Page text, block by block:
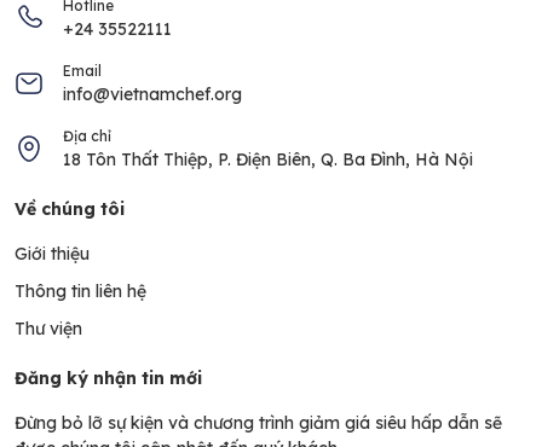
Hotline
+24 35522111
Email
info@vietnamchef.org
Địa chỉ
18 Tôn Thất Thiệp, P. Điện Biên, Q. Ba Đình, Hà Nội
Về chúng tôi
Giới thiệu
Thông tin liên hệ
Thư viện
Đăng ký nhận tin mới
Đừng bỏ lỡ sự kiện và chương trình giảm giá siêu hấp dẫn sẽ